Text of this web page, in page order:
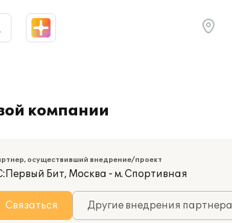
компании
осуществивший внедрение/проект
Бит, Москва - м. Спортивная
Связаться Другие внедрения партнера